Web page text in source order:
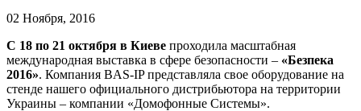
02 Ноября, 2016
С 18 по 21 октября в Киеве проходила масштабная
международная выставка в сфере безопасности – «Безпека
2016». Компания BAS-IP представляла свое оборудование на
стенде нашего официального дистрибьютора на территории
Украины – компании «Домофонные Системы».